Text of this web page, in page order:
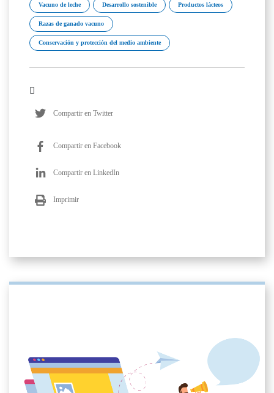
Vacuno de leche Desarrollo sostenible Productos lácteos
Razas de ganado vacuno
Conservación y protección del medio ambiente
Compartir en Twitter
Compartir en Facebook
Compartir en LinkedIn
Imprimir